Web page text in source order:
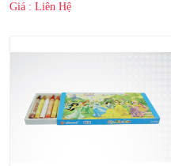
Giá : Liên Hệ